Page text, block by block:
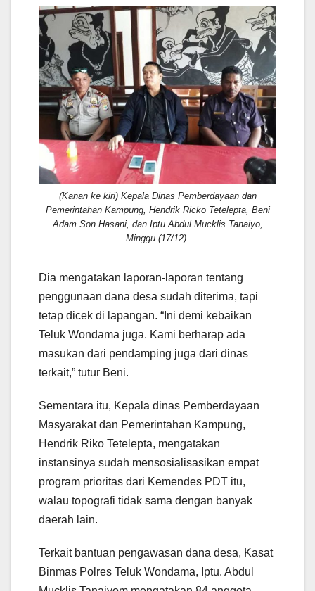
(Kanan ke kiri) Kepala Dinas Pemberdayaan dan
Pemerintahan Kampung, Hendrik Ricko Tetelepta, Beni
Adam Son Hasani, dan Iptu Abdul Mucklis Tanaiyo,
Minggu (17/12).
Dia mengatakan laporan-laporan tentang
penggunaan dana desa sudah diterima, tapi
tetap dicek di lapangan. “Ini demi kebaikan
Teluk Wondama juga. Kami berharap ada
masukan dari pendamping juga dari dinas
terkait,” tutur Beni.
Sementara itu, Kepala dinas Pemberdayaan
Masyarakat dan Pemerintahan Kampung,
Hendrik Riko Tetelepta, mengatakan
instansinya sudah mensosialisasikan empat
program prioritas dari Kemendes PDT itu,
walau topografi tidak sama dengan banyak
daerah lain.
Terkait bantuan pengawasan dana desa, Kasat
Binmas Polres Teluk Wondama, Iptu. Abdul